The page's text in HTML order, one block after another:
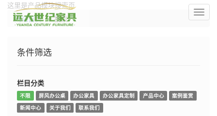
切
换
这里是产品模块搜索页
网站首页
搜索
条件筛选
栏目分类
不限 屏风办公桌 办公家具 办公家具定制 产品中心
案例鉴赏
新闻中心
关于我们 联系我们